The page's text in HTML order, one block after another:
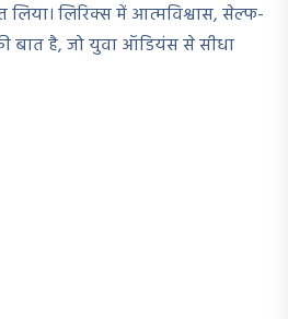
लिया। लिरिक्स में आत्मविश्वास, सेल्फ-
बात है, जो युवा ऑडियंस से सीधा